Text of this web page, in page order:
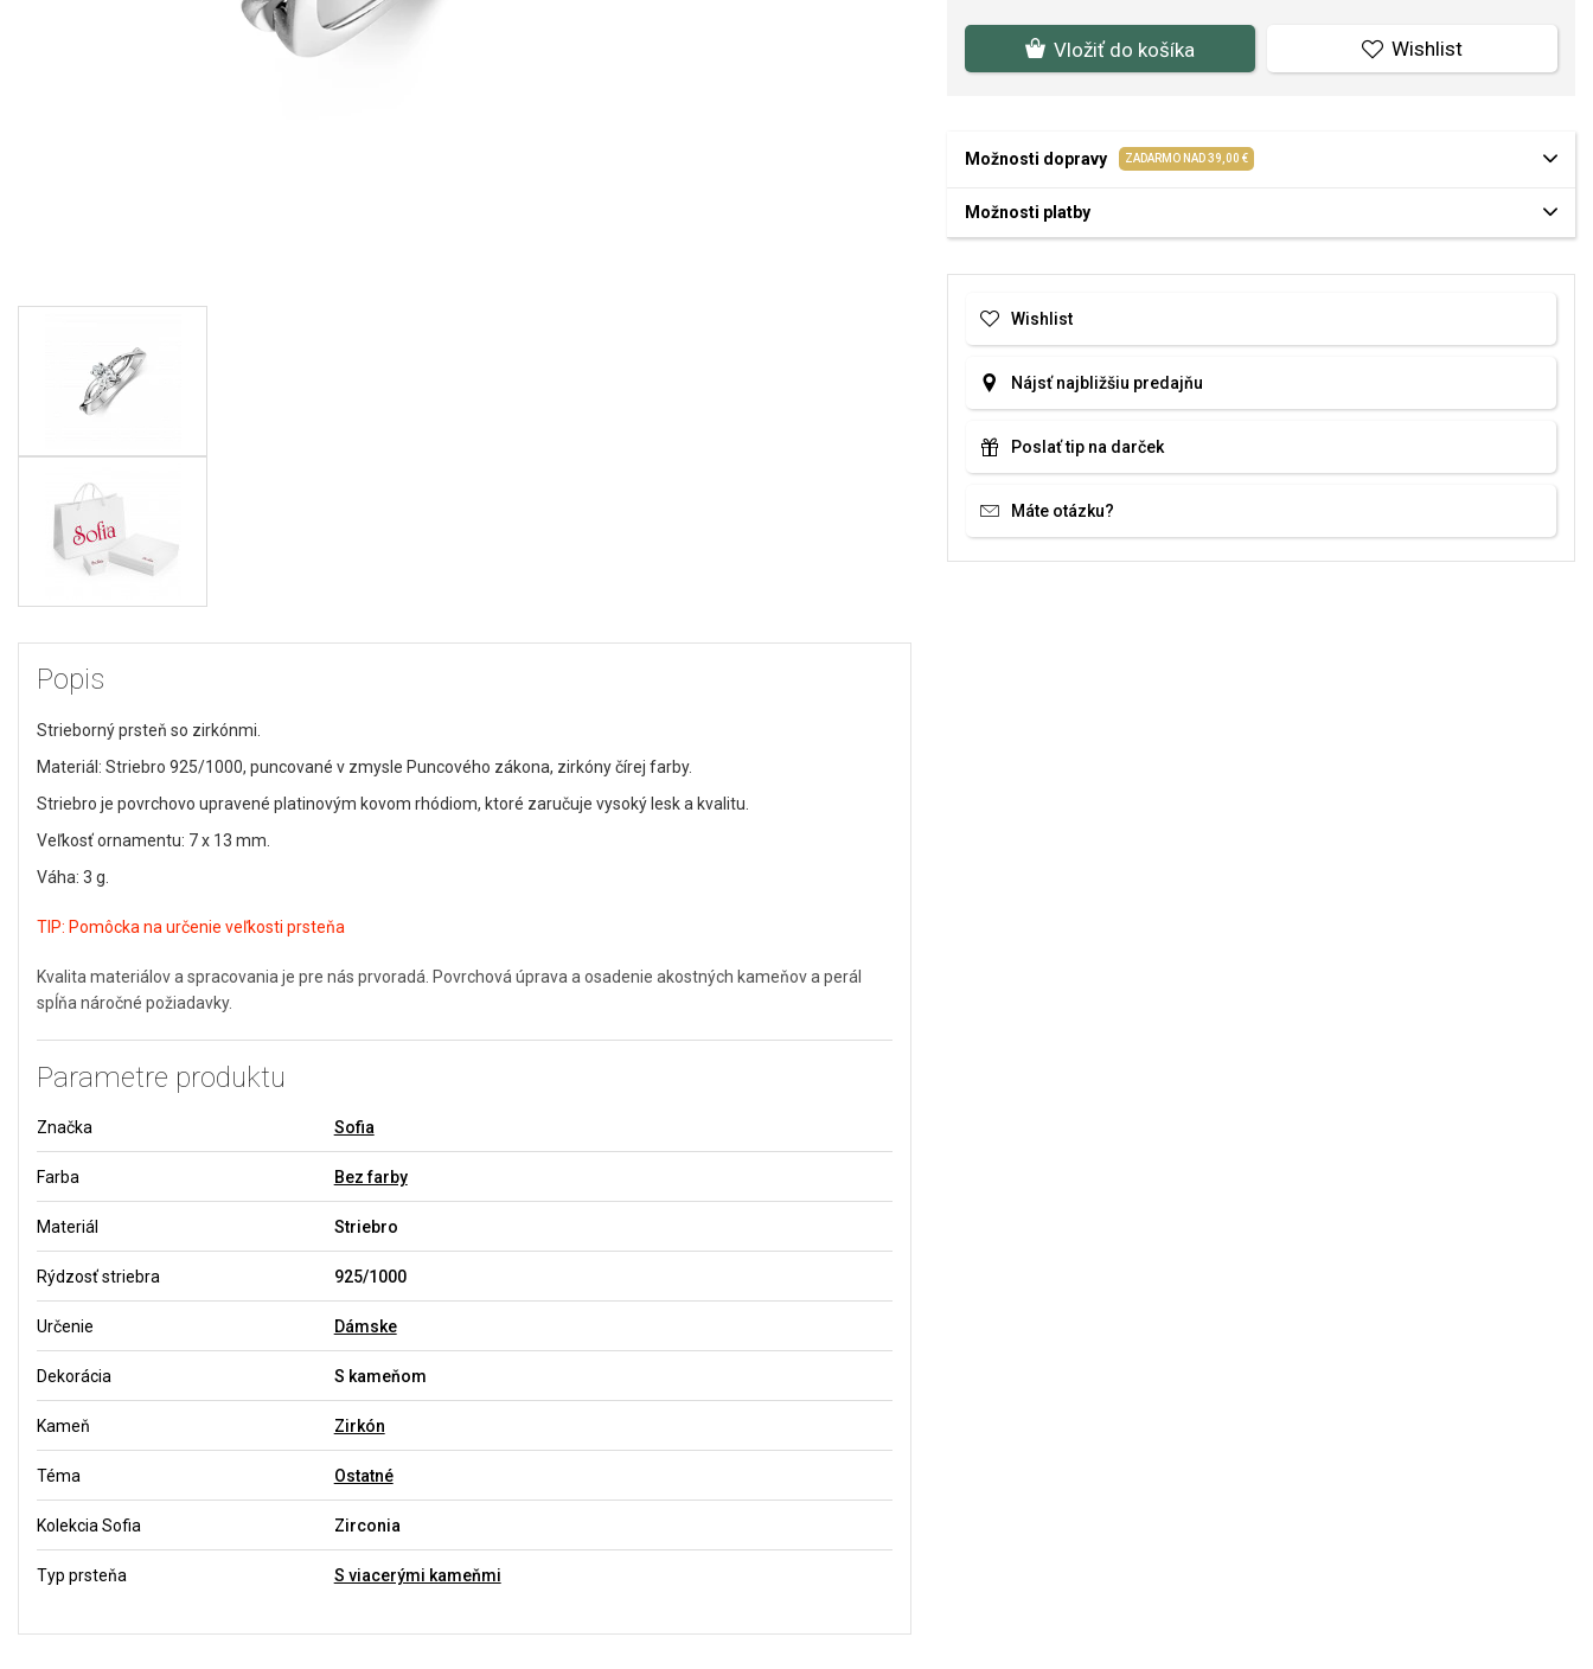
Popis
Strieborný prsteň so zirkónmi.
Materiál: Striebro 925/1000, puncované v zmysle Puncového zákona, zirkóny čírej farby.
Striebro je povrchovo upravené platinovým kovom rhódiom, ktoré zaručuje vysoký lesk a kvalitu.
Veľkosť ornamentu: 7 x 13 mm.
Váha: 3 g.
TIP: Pomôcka na určenie veľkosti prsteňa
Kvalita materiálov a spracovania je pre nás prvoradá. Povrchová úprava a osadenie akostných kameňov a perál
spĺňa náročné požiadavky.
Parametre produktu
Značka Sofia
Farba Bez farby
Materiál Striebro
Rýdzosť striebra 925/1000
Určenie Dámske
Dekorácia S kameňom
Kameň Zirkón
Téma Ostatné
Kolekcia Sofia Zirconia
Typ prsteňa S viacerými kameňmi
Vložiť do košíka Wishlist
Možnosti dopravy ZADARMO NAD 39,00 €
Možnosti platby
Wishlist
Nájsť najbližšiu predajňu
Poslať tip na darček
Máte otázku?